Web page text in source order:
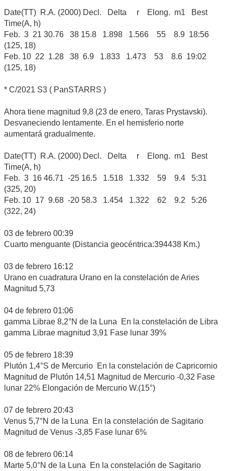
Date(TT) R.A. (2000) Decl. Delta r Elong. m1 Best
Time(A, h)
Feb. 3 21 30.76 38 15.8 1.898 1.566 55 8.9 18:56
(125, 18)
Feb. 10 22 1.28 38 6.9 1.833 1.473 53 8.6 19:02
(125, 18)
* C/2021 S3 ( PanSTARRS )
Ahora tiene magnitud 9,8 (23 de enero, Taras Prystavski).
Desvaneciendo lentamente. En el hemisferio norte
aumentará gradualmente.
Date(TT) R.A. (2000) Decl. Delta r Elong. m1 Best
Time(A, h)
Feb. 3 16 46.71 -25 16.5 1.518 1.332 59 9.4 5:31
(325, 20)
Feb. 10 17 9.68 -20 58.3 1.454 1.322 62 9.2 5:26
(322, 24)
03 de febrero 00:39
Cuarto menguante (Distancia geocéntrica:394438 Km.)
03 de febrero 16:12
Urano en cuadratura Urano en la constelación de Aries
Magnitud 5,73
04 de febrero 01:06
gamma Librae 8,2°N de la Luna En la constelación de Libra
gamma Librae magnitud 3,91 Fase lunar 39%
05 de febrero 18:39
Plutón 1,4°S de Mercurio En la constelación de Capricornio
Magnitud de Plutón 14,51 Magnitud de Mercurio -0,32 Fase
lunar 22% Elongación de Mercurio W.(15°)
07 de febrero 20:43
Venus 5,7°N de la Luna En la constelación de Sagitario
Magnitud de Venus -3,85 Fase lunar 6%
08 de febrero 06:14
Marte 5,0°N de la Luna En la constelación de Sagitario